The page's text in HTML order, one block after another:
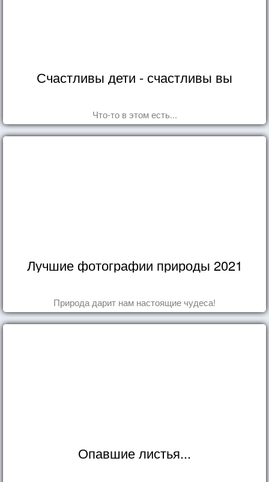
Счастливы дети - счастливы вы
Что-то в этом есть...
Лучшие фотографии природы 2021
Природа дарит нам настоящие чудеса!
Опавшие листья...